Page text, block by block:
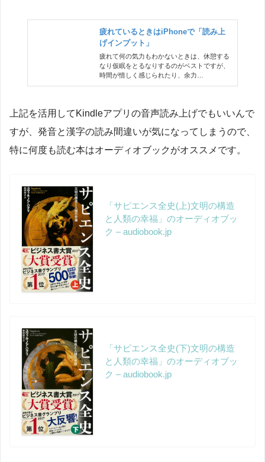
疲れているときはiPhoneで「読み上
げインプット」
疲れて何の気力もわかないときは、休憩する
なり仮眠をとるなりするのがベストですが、
時間が惜しく感じられたり、余力…
上記を活用してKindleアプリの音声読み上げでもいいんで
すが、発音と漢字の読み間違いが気になってしまうので、
特に何度も読む本はオーディオブックがオススメです。
「サピエンス全史(上)文明の構造
と人類の幸福」のオーディオブッ
ク – audiobook.jp
「サピエンス全史(下)文明の構造
と人類の幸福」のオーディオブッ
ク – audiobook.jp